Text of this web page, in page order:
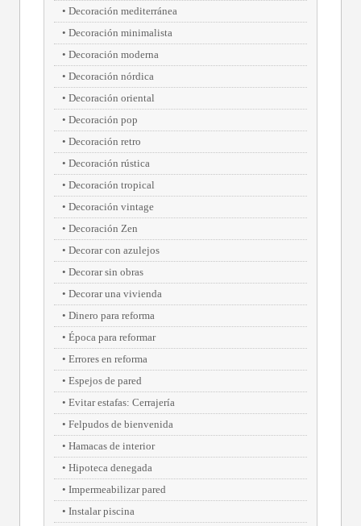
Decoración mediterránea
Decoración minimalista
Decoración moderna
Decoración nórdica
Decoración oriental
Decoración pop
Decoración retro
Decoración rústica
Decoración tropical
Decoración vintage
Decoración Zen
Decorar con azulejos
Decorar sin obras
Decorar una vivienda
Dinero para reforma
Época para reformar
Errores en reforma
Espejos de pared
Evitar estafas: Cerrajería
Felpudos de bienvenida
Hamacas de interior
Hipoteca denegada
Impermeabilizar pared
Instalar piscina